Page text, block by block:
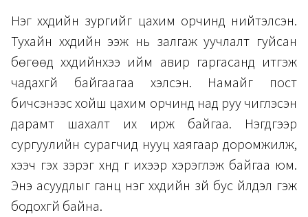
Нэг хүүхдийн зургийг цахим орчинд нийтэлсэн.
Тухайн хүүхдийн ээж нь залгаж уучлалт гуйсан
бөгөөд хүүхдийнхээ ийм авир гаргасанд итгэж
чадахгүй байгаагаа хэлсэн. Намайг пост
бичсэнээс хойш цахим орчинд над руу чиглэсэн
дарамт шахалт их ирж байгаа. Нэгдүгээр
сургуулийн сурагчид нууц хаягаар доромжилж,
үхээч гэх зэрэг хүнд үг ихээр хэрэглэж байгаа юм.
Энэ асуудлыг ганц нэг хүүхдийн зүй бус үйлдэл гэж
бодохгүй байна.